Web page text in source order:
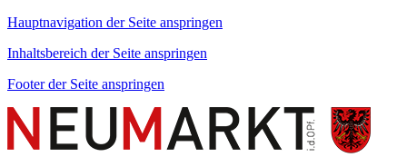
Hauptnavigation der Seite anspringen
Inhaltsbereich der Seite anspringen
Footer der Seite anspringen